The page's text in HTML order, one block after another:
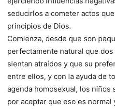
seducirlos a cometer actos
principios de Dios.
Comienza, desde que son
perfectamente natural que
sientan atraídos y que su
entre ellos, y con la ayuda de
agenda homosexual, los niños
por aceptar que eso es normal